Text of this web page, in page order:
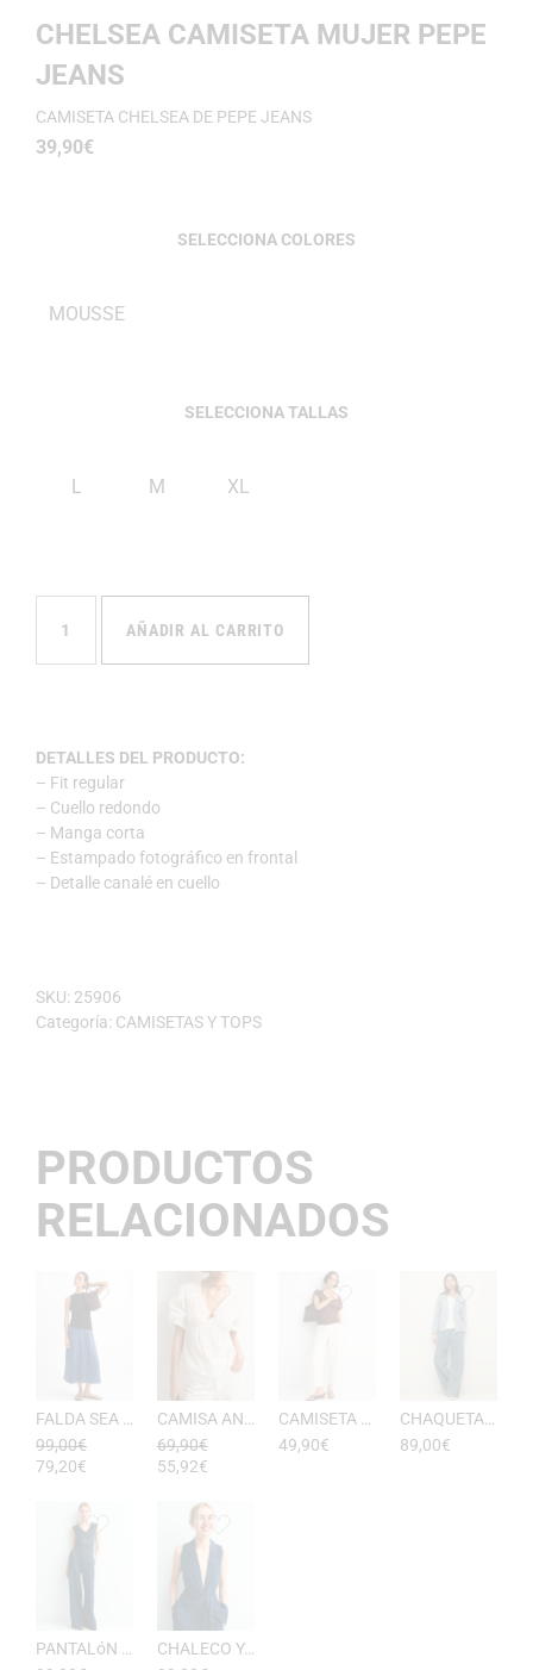
CHELSEA CAMISETA MUJER PEPE
JEANS
CAMISETA CHELSEA DE PEPE JEANS
39,90€
COLORES
MOUSSE
TALLAS
L M XL
AÑADIR AL CARRITO
DETALLES DEL PRODUCTO:
– Fit regular
– Cuello redondo
– Manga corta
– Estampado fotográfico en frontal
– Detalle canalé en cuello
SKU: 25906
Categoría: CAMISETAS Y TOPS
PRODUCTOS
RELACIONADOS
99,00€
79,20€
69,90€
55,92€
49,90€
89,00€
PANTALóN YUKATA MUJER RAYAS DE ESEOESE
CHALECO YUKATA MUJER DE RAYAS ESEOESE